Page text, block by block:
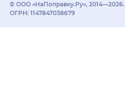
© ООО «НаПоправку.Ру», 2014—2026.
ОГРН: 1147847038679